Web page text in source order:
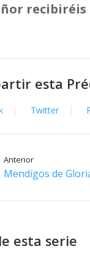
recibiréis
esta
Twitter
Anterior
Mendigos de
esta serie